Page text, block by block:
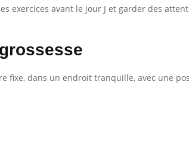
exercices avant le jour J et garder des
fixe, dans un endroit tranquille, avec une